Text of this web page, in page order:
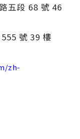
五段 68 號 46
號 39 樓
zh-